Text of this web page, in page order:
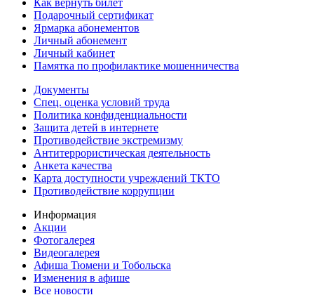
Подарочный сертификат
Ярмарка абонементов
Личный абонемент
Личный кабинет
Памятка по профилактике мошенничества
Документы
Спец. оценка условий труда
Политика конфиденциальности
Защита детей в интернете
Противодействие экстремизму
Антитеррористическая деятельность
Анкета качества
Карта доступности учреждений ТКТО
Противодействие коррупции
Информация
Акции
Фотогалерея
Видеогалерея
Афиша Тюмени и Тобольска
Изменения в афише
Все новости